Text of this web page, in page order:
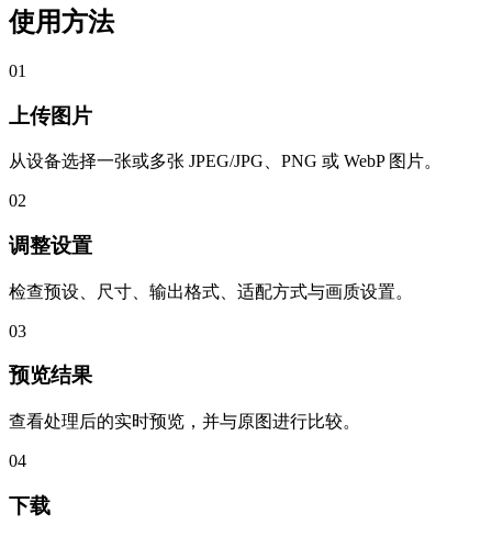
使用方法
01
上传图片
从设备选择一张或多张 JPEG/JPG、PNG 或 WebP 图片。
02
调整设置
检查预设、尺寸、输出格式、适配方式与画质设置。
03
预览结果
查看处理后的实时预览，并与原图进行比较。
04
下载